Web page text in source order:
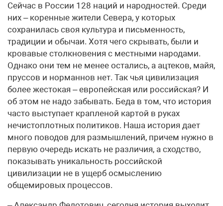
Сейчас в России 128 наций и народностей. Среди
них – коренные жители Севера, у которых
сохранилась своя культура и письменность,
традиции и обычаи. Хотя чего скрывать, были и
кровавые столкновения с местными народами.
Однако они тем не менее остались, а ацтеков, майя,
пруссов и норманнов нет. Так чья цивилизация
более жестокая – европейская или российская? И
об этом не надо забывать. Беда в том, что история
часто выступает крапленой картой в руках
нечистоплотных политиков. Наша история дает
много поводов для размышлений, причем нужно в
первую очередь искать не различия, а сходство,
показывать уникальность российской
цивилизации не в ущерб осмыслению
общемировых процессов.